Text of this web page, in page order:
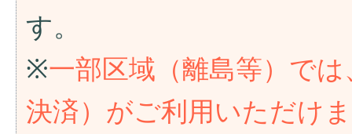
す。
※一部区域（離島等）で
決済）がご利用いただけ